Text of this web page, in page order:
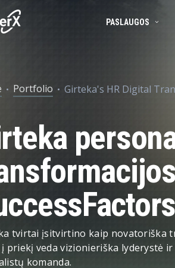
PASLAUGOS
Skaitmeninės transformacijos
Infrastruktūros paslaugos
IT konsultavimo paslaugos
Produktų ciklo
Turto valdymas
Rinkodara ir
Design Accelerator
IPS
Payment Terms
Metalai ir kasyba
Draudimo pramonė
Telekomunikacijos
Portfolio Girteka's HR Digital
tvirtai įsitvirtino kaip novatoriška
priekį veda vizionieriška lyderystė
komanda.